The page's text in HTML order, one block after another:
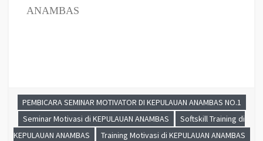
ANAMBAS
PEMBICARA SEMINAR MOTIVATOR DI KEPULAUAN ANAMBAS NO.1
Seminar Motivasi di KEPULAUAN ANAMBAS
Softskill Training di
KEPULAUAN ANAMBAS
Training Motivasi di KEPULAUAN ANAMBAS